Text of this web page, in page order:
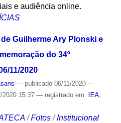
e audiência online.
Guilherme Ary Plonski e
do 34º
11/2020
— publicado06/11/2020 —
15:37 — registrado em: IEA,
/Fotos /Institucional